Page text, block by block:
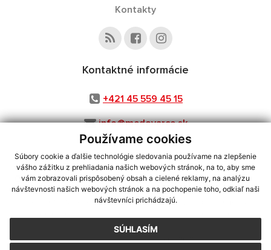
Používame cookies
Súbory cookie a ďalšie technológie sledovania používame na zlepšenie
vášho zážitku z prehliadania našich webových stránok, na to, aby sme
vám zobrazovali prispôsobený obsah a cielené reklamy, na analýzu
návštevnosti našich webových stránok a na pochopenie toho, odkiaľ naši
návštevníci prichádzajú.
SÚHLASÍM
Kontakty
Kontaktné informácie
+421 45 559 45 15
info@medovarce.sk
využite možnosť získavania aktuálnych informácií s využitím RSS
CMS systém (redakčný) systém ECHELON 2,Mapa stránok,web portál
webex.digital, s.r.o.,domény,registrácia domény
Posledná aktualizácia:25.05.2026